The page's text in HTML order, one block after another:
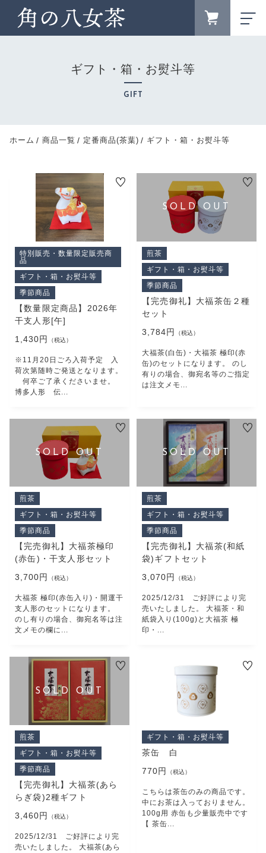
新着商品
キャンペーン
カテゴリー
商品一覧
PRODUCTS
最近チェックした商品
CHECKED PRODUCTS
注文履歴
ショッピングガイド
SHOPPING GUIDE
当社について
ABOUT US
CONTENT
よくある質問
お問い合わせ
プライバシーポリシー
特定商取引法に基づく表記
ギフト・箱・お熨斗等
GIFT
ホーム 商品一覧 定番商品(茶葉) ギフト・箱・お熨斗等
特別販売・数量限定販売商
品
ギフト・箱・お熨斗等
季節商品
【数量限定商品】2026年
干支人形[午]
1,430円
（税込）
※11月20日ごろ入荷予定 入
荷次第随時ご発送となります。
何卒ご了承くださいませ。
博多人形 伝...
煎茶
ギフト・箱・お熨斗等
季節商品
【完売御礼】大福茶缶２種
セット
3,784円
（税込）
大福茶(白缶)・大福茶 極印(赤
缶)のセットになります。 のし
有りの場合、御宛名等のご指定
は注文メモ...
煎茶
ギフト・箱・お熨斗等
季節商品
【完売御礼】大福茶極印
(赤缶)・干支人形セット
3,700円
（税込）
大福茶 極印(赤缶入り)・開運干
支人形のセットになります。
のし有りの場合、御宛名等は注
文メモの欄に...
煎茶
ギフト・箱・お熨斗等
季節商品
【完売御礼】大福茶(和紙
袋)ギフトセット
3,070円
（税込）
2025/12/31 ご好評により完
売いたしました。 大福茶・和
紙袋入り(100g)と大福茶 極
印・...
煎茶
ギフト・箱・お熨斗等
季節商品
【完売御礼】大福茶(あら
らぎ袋)2種ギフト
3,460円
（税込）
2025/12/31 ご好評により完
売いたしました。 大福茶(あら
ギフト・箱・お熨斗等
茶缶 白
770円
（税込）
こちらは茶缶のみの商品です。
中にお茶は入っておりません。
100g用 赤缶も少量販売中です
【 茶缶...